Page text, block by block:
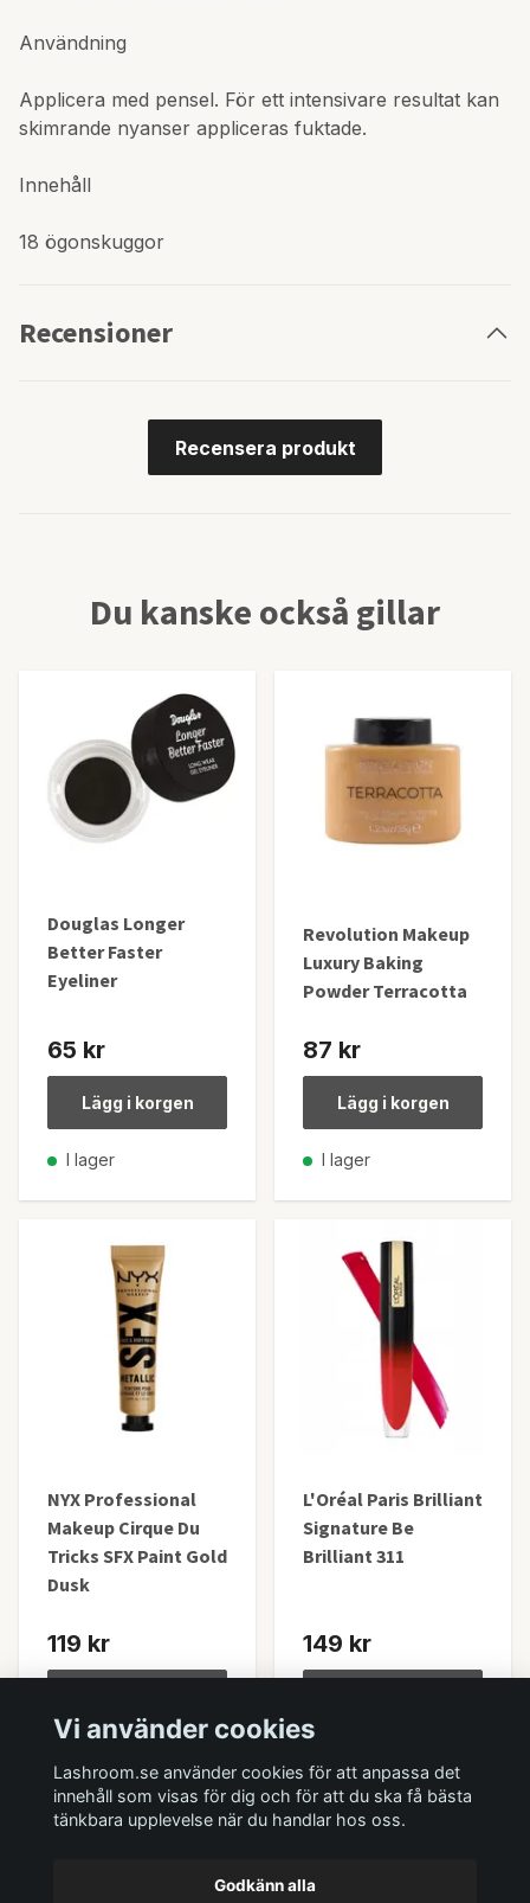
Användning
Applicera med pensel. För ett intensivare resultat kan
skimrande nyanser appliceras fuktade.
Innehåll
18 ögonskuggor
Recensioner
Recensera produkt
Du kanske också gillar
Douglas Longer
Better Faster
Eyeliner
65 kr
Lägg i korgen
I lager
Revolution Makeup
Luxury Baking
Powder Terracotta
87 kr
Lägg i korgen
I lager
NYX Professional
Makeup Cirque Du
Tricks SFX Paint Gold
Dusk
119 kr
L'Oréal Paris Brilliant
Signature Be
Brilliant 311
149 kr
Vi använder cookies
Lashroom.se använder cookies för att anpassa det
innehåll som visas för dig och för att du ska få bästa
tänkbara upplevelse när du handlar hos oss.
Godkänn alla